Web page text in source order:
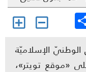
الإسلاميّة
تويتر»،